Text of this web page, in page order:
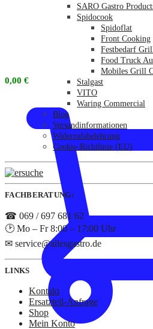
0,00 €
SARO Gastro
Spidocook
Spidoflat
Front Cooking
Festbedarf
Food Truck
Mobiles Grill
Stalgast
VITO
Waring Commercial
Blog
Versandinformationen
Widerrufsbelehrung
Cookie-Richtlinie (EU)
FACHBERATUNG:
☎ 069 / 697 681 62
🕑 Mo – Fr 8:00 – 17:00 Uhr
✉ service@allesgastro.de
LINKS
Kontakt
Ersatzteil-Anfrage
Shop
Mein Konto